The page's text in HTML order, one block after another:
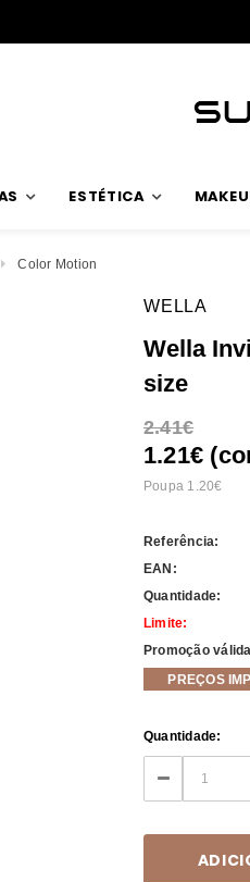
ESTÉTICA
Color Motion
WELLA
Wella
size
2.41
1.21€
Poupa 1.20
Referência:
EAN:
Quantidade:
Limite:
Promoção
PREÇOS
Current
Stock:
Quantidade:
DECREASE
QUANTITY: